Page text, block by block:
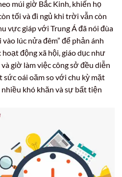
múi giờ Bắc Kinh, khiến họ
tối và đi ngủ khi trời vẫn còn
vực giáp với Trung Á đã nói đùa
lúc nửa đêm” để phản ánh
động xã hội, giáo dục như
giờ làm việc công sở đều diễn
oái oăm so với chu kỳ mặt
khó khăn và sự bất tiện